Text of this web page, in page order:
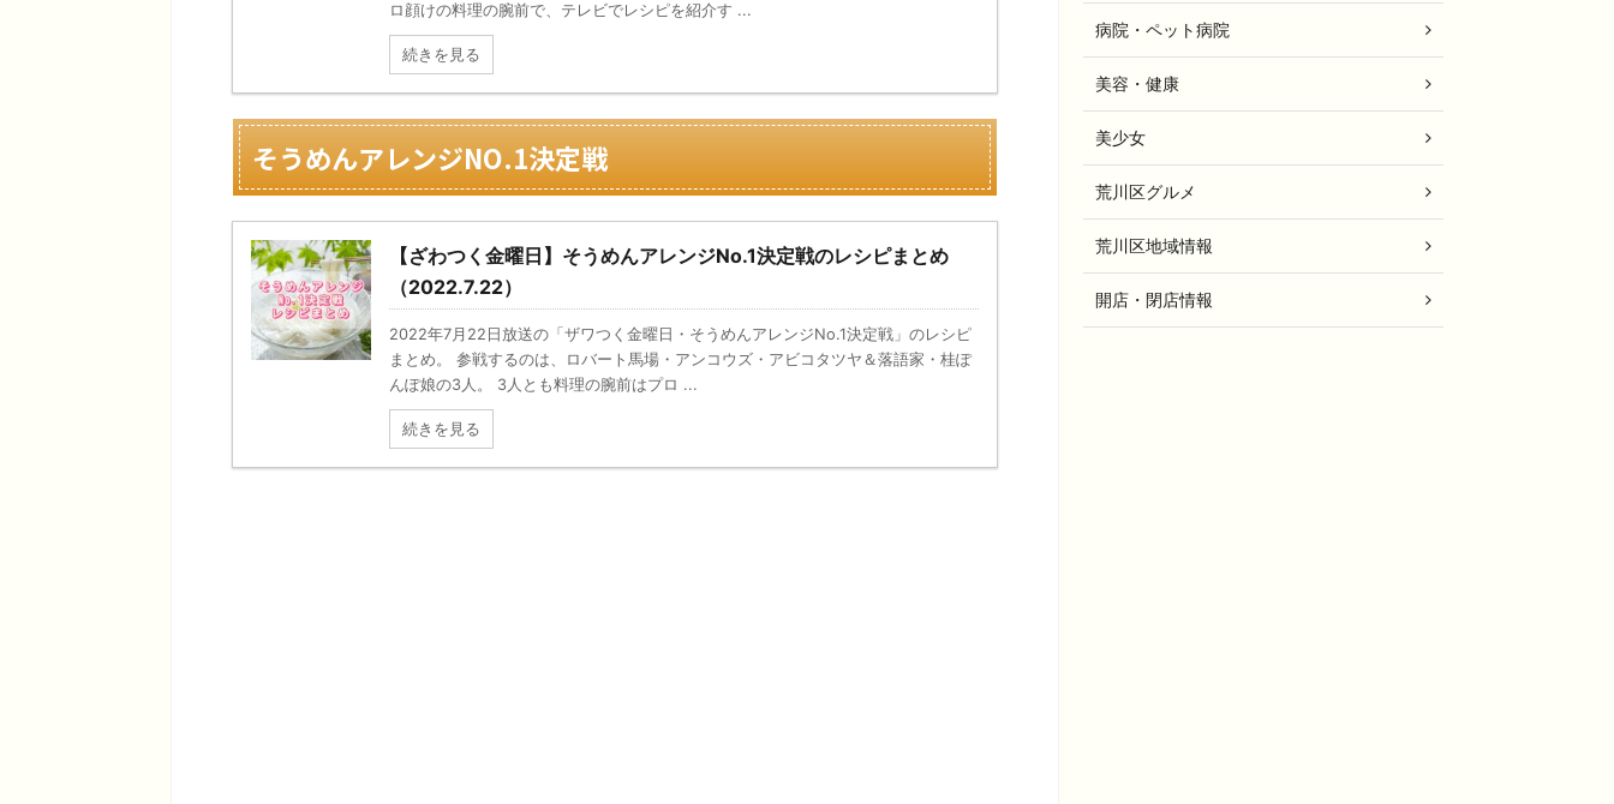
ロ顔けの料理の腕前で、テレビでレシピを紹介す ...
続きを見る
そうめんアレンジNO.1決定戦
【ざわつく金曜日】そうめんアレンジNo.1決定戦のレシピまとめ
（2022.7.22）
2022年7月22日放送の「ザワつく金曜日・そうめんアレンジNo.1決定戦」のレシピ
まとめ。 参戦するのは、ロバート馬場・アンコウズ・アビコタツヤ＆落語家・桂ぽ
んぽ娘の3人。 3人とも料理の腕前はプロ ...
続きを見る
病院・ペット病院
美容・健康
美少女
荒川区グルメ
荒川区地域情報
開店・閉店情報